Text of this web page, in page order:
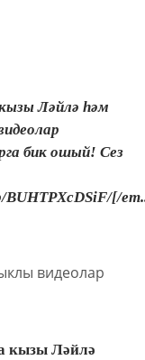
Ләйлә һәм
бик ошый! Сез
BUHTPXcDSiF/[/
кызы Ләйлә